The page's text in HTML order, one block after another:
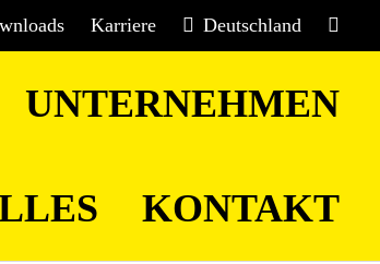
Karriere Deutschland
UNTERNEHMEN
KONTAKT